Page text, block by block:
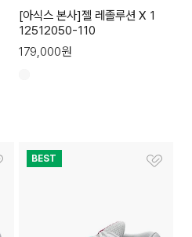
[아식스 본사]젤 레졸루션 X 1
12512050-110
179,000원
BEST